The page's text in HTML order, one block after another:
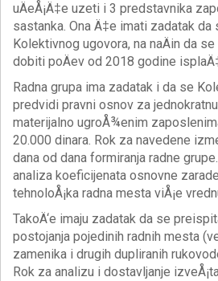
uÄeÅ¡Ä‡e uzeti i 3 predstavnika
sastanka. Ona Ä‡e imati zadatak da
Kolektivnog ugovora, na naÄin da
dobiti poÄev od 2018 godine
Radna grupa ima zadatak i da se
predvidi pravni osnov za
materijalno ugroÅ¾enim
20.000 dinara. Rok za navedene
dana od dana formiranja radne
analiza koeficijenata osnovne
tehnoloÅ¡ka radna mesta viÅ¡e
TakoÄ‘e imaju zadatak da se
postojanja pojedinih radnih mesta
zamenika i drugih dupliranih
Rok za analizu i dostavljanje